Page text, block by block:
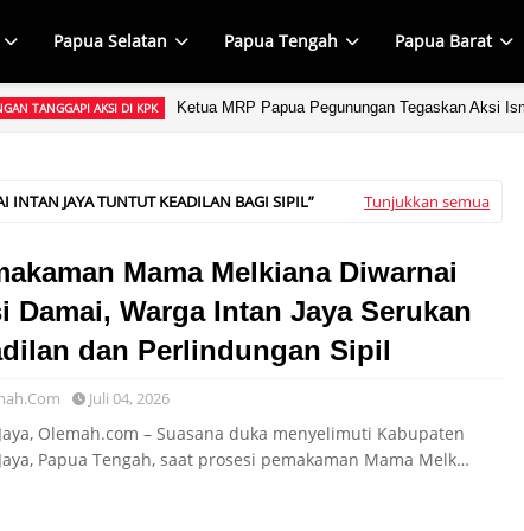
Papua Selatan Papua Tengah Papua Barat
TANGGAPI AKSI DI KPK Ketua MRP Papua Pegunungan Tegaskan Aksi
INTAN JAYA TUNTUT KEADILAN BAGI SIPIL Tunjukkan semua
Mama Melkiana Diwarnai
Damai, Warga Intan Jaya Serukan
dan Perlindungan Sipil
Juli 04, 2026
Olemah.com – Suasana duka menyelimuti Kabupaten
Papua Tengah, saat prosesi pemakaman Mama Melk…